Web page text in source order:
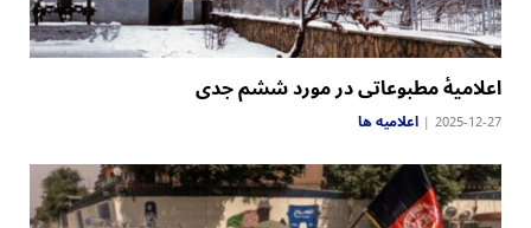
‏اعلامیهٔ مطبوعاتی در مورد ششم جدی
2025-12-27 اعلامیه ها